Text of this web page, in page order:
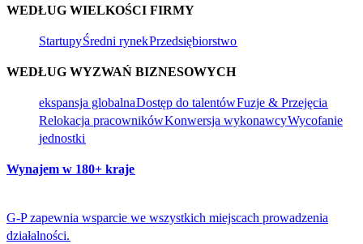
WEDŁUG WIELKOŚCI FIRMY​​
Startupy​​Średni rynek​​Przedsiębiorstwo​​
WEDŁUG WYZWAŃ BIZNESOWYCH​​
ekspansja globalna​​Dostęp do talentów​​Fuzje & Przejęcia​​
Relokacja pracowników​​Konwersja wykonawcy​​Wycofanie
jednostki​​
Wynajem w 180+ kraje​​
G-P zapewnia wsparcie we wszystkich miejscach prowadzenia
działalności.​​